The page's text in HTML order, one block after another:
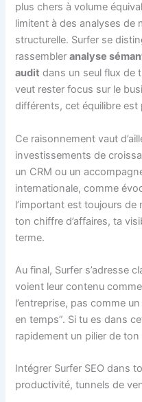
plus chers à volume
limitent à des analyses de
structurelle. Surfer se
rassembleranalyse
audit dans un seul flux de
veut rester focus sur le
différents, cet équilibre est
Ce raisonnement vaut
investissements de
un CRM ou un
internationale, comme
l’important est toujours de
ton chiffre d’affaires, ta
terme.
Au final, Surfer s’adresse
voient leur contenu
l’entreprise, pas comme
en temps”. Si tu es dans
rapidement un pilier de
Intégrer Surfer SEO dans
productivité, tunnels de